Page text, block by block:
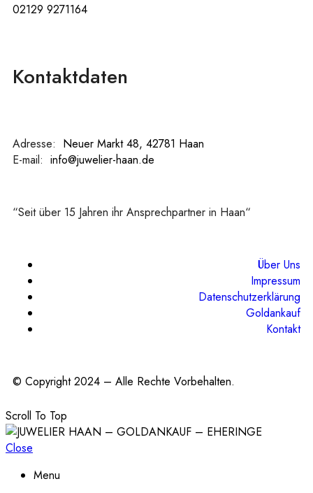
02129 9271164
Kontaktdaten
Adresse: Neuer Markt 48, 42781 Haan
E-mail: info@juwelier-haan.de
“Seit über 15 Jahren ihr Ansprechpartner in Haan“
Über Uns
Impressum
Datenschutzerklärung
Goldankauf
Kontakt
© Copyright 2024 – Alle Rechte Vorbehalten.
Scroll To Top
Close
Menu